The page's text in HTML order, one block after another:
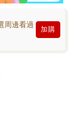
周邊看過
加購